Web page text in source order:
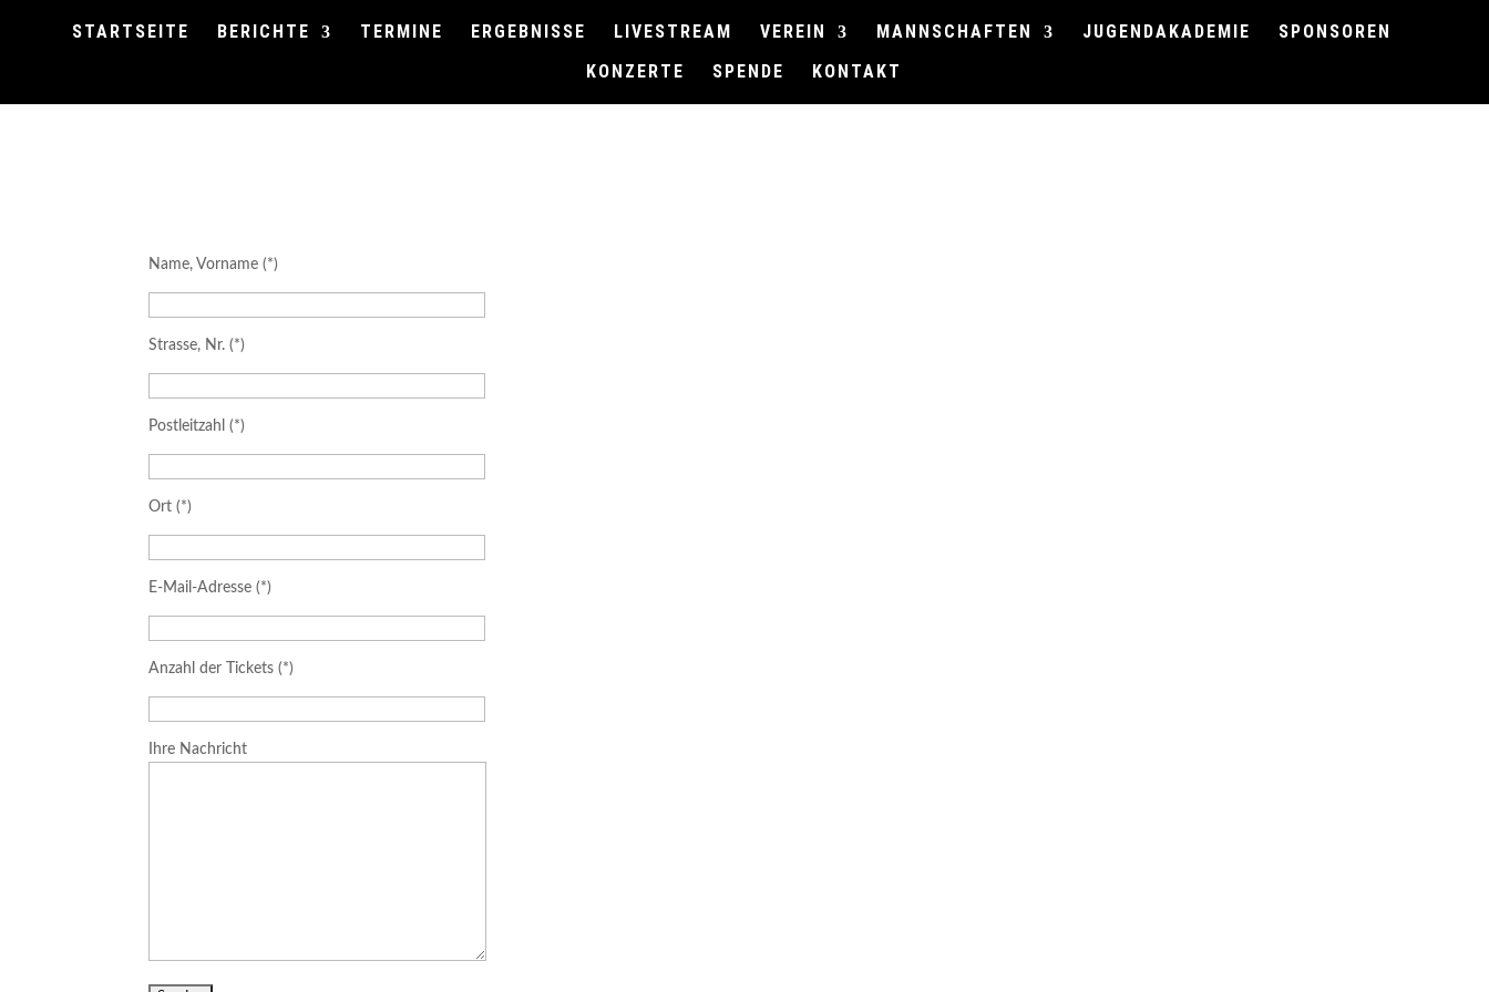
STARTSEITE BERICHTE TERMINE ERGEBNISSE LIVESTREAM VEREIN MANNSCHAFTEN JUGENDAKADEMIE
SPONSOREN
KONZERTE
SPENDE KONTAKT
Name, Vorname (*)
Strasse, Nr. (*)
Postleitzahl (*)
Ort (*)
E-Mail-Adresse (*)
Anzahl der Tickets (*)
Ihre Nachricht